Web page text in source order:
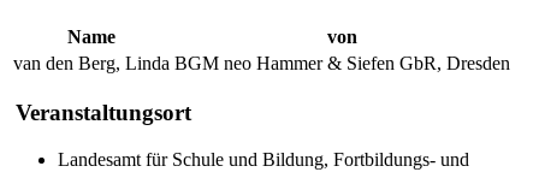
Name
von
van den Berg, Linda BGM neo Hammer & Siefen GbR, Dresden
Veranstaltungsort
Landesamt für Schule und Bildung, Fortbildungs- und